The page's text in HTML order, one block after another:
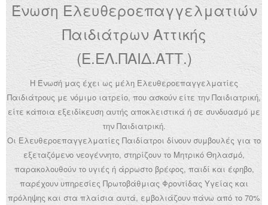
Ένωση Ελευθεροεπαγγελματιών
Παιδιάτρων Αττικής
(Ε.ΕΛ.ΠΑΙΔ.ΑΤΤ.)
Η Ένωσή μας έχει ως μέλη Ελευθεροεπαγγελματίες
Παιδιάτρους με νόμιμο ιατρείο, που ασκούν είτε την Παιδιατρική,
είτε κάποια εξειδίκευση αυτής αποκλειστικά ή σε συνδυασμό με
την Παιδιατρική.
Οι Ελευθεροεπαγγελματίες Παιδίατροι δίνουν συμβουλές για το
εξεταζόμενο νεογέννητο, στηρίζουν το Μητρικό Θηλασμό,
παρακολουθούν το υγιές ή άρρωστο βρέφος, παιδί και έφηβο,
παρέχουν υπηρεσίες Πρωτοβάθμιας Φροντίδας Υγείας και
πρόληψης και στα πλαίσια αυτά, εμβολιάζουν πάνω από το 70%
Ανακοινώσεις
Εργαλεία για Παιδιάτρους
Χρήσιμα Links
Επεξεργασία Προφίλ